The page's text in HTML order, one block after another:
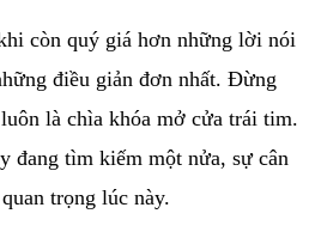
còn quý giá hơn những lời nói
điều giản đơn nhất. Đừng
là chìa khóa mở cửa trái tim.
đang tìm kiếm một nửa, sự cân
trọng lúc này.